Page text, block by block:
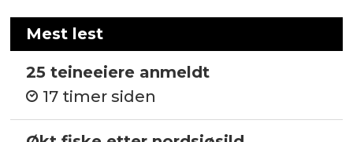
Mest lest
25 teineeiere anmeldt
17 timer siden